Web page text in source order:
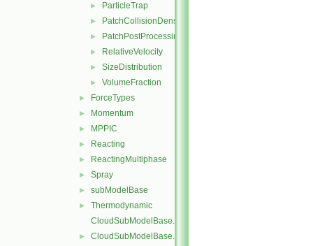
► ParticleTrap
► PatchCollisionDensity
► PatchPostProcessing
► RelativeVelocity
► SizeDistribution
► VolumeFraction
► ForceTypes
► Momentum
► MPPIC
► Reacting
► ReactingMultiphase
► Spray
► subModelBase
►
Thermodynamic
CloudSubModelBase.C
► CloudSubModelBase.H